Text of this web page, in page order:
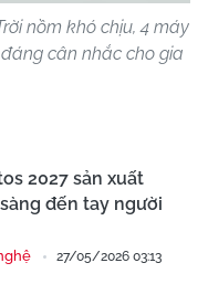
nồm khó chịu, 4 máy
cân nhắc cho gia
2027 sản xuất
đến tay người
27/05/2026 03:13